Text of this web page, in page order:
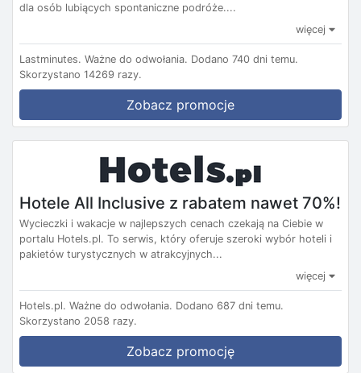
dla osób lubiących spontaniczne podróże....
więcej
Lastminutes. Ważne do odwołania. Dodano 740 dni temu.
Skorzystano 14269 razy.
Zobacz promocje
Hotele All Inclusive z rabatem nawet 70%!
Wycieczki i wakacje w najlepszych cenach czekają na Ciebie w
portalu Hotels.pl. To serwis, który oferuje szeroki wybór hoteli i
pakietów turystycznych w atrakcyjnych...
więcej
Hotels.pl. Ważne do odwołania. Dodano 687 dni temu.
Skorzystano 2058 razy.
Zobacz promocję